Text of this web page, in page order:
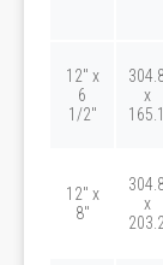
12" x
6
1/2"
x
165.1
12" x
8"
x